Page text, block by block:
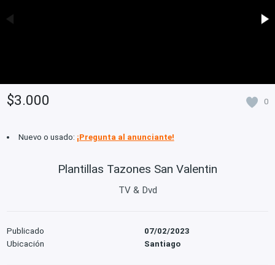
$3.000 0
Nuevo o usado: ¡Pregunta al anunciante!
Plantillas Tazones San Valentin
TV & Dvd
Publicado
07/02/2023
Ubicación
Santiago